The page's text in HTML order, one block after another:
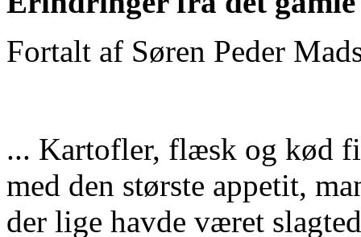
Fortalt af Søren Peder
... Kartofler, flæsk og kød
med den største appetit,
der lige havde været